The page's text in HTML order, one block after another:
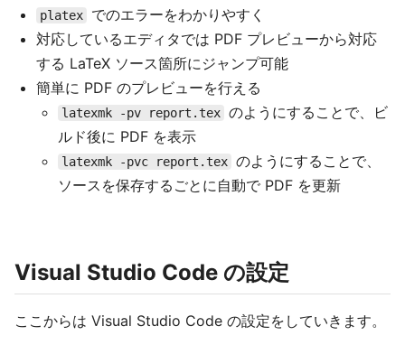
platex
でのエラーをわかりやすく
対応しているエディタでは PDF プレビューから対応
する LaTeX ソース箇所にジャンプ可能
簡単に PDF のプレビューを行える
latexmk -pv report.tex のようにすることで、ビ
ルド後に PDF を表示
latexmk -pvc report.tex のようにすることで、
ソースを保存するごとに自動で PDF を更新
Visual Studio Code の設定
ここからは Visual Studio Code の設定をしていきます。